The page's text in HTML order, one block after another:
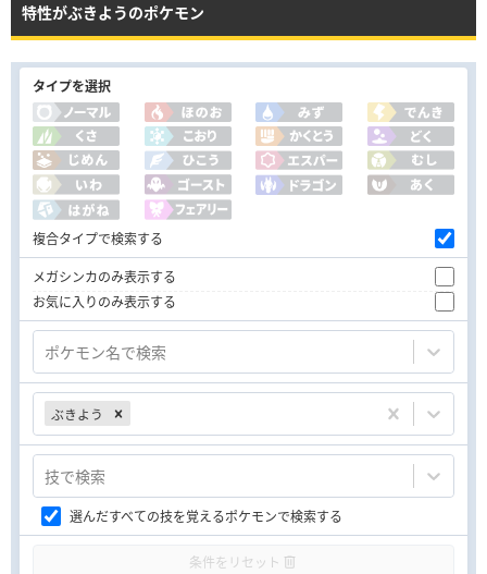
特性がぶきようのポケモン
タイプを選択
複合タイプで検索する
メガシンカのみ表示する
お気に入りのみ表示する
ポケモン名で検索
ぶきよう
技で検索
選んだすべての技を覚えるポケモンで検索する
条件をリセット